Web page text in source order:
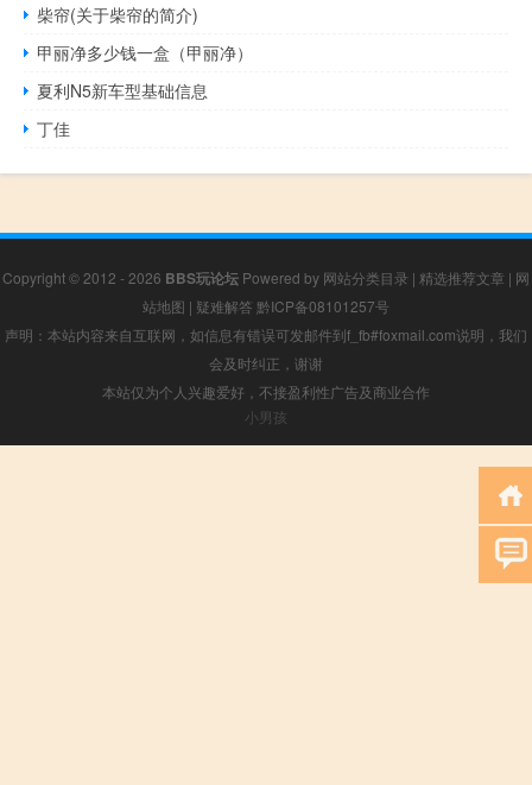
柴帘(关于柴帘的简介)
甲丽净多少钱一盒（甲丽净）
夏利N5新车型基础信息
丁佳
Copyright © 2012 - 2026 BBS玩论坛 Powered by 网站分类目录 | 精选推荐文章 | 网
站地图 | 疑难解答 黔ICP备08101257号
声明：本站内容来自互联网，如信息有错误可发邮件到f_fb#foxmail.com说明，我们
会及时纠正，谢谢
本站仅为个人兴趣爱好，不接盈利性广告及商业合作
小男孩